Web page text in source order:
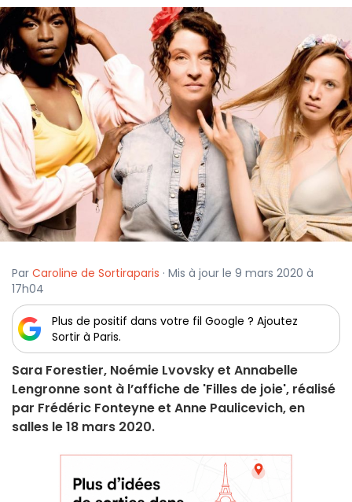
Par Caroline de Sortiraparis · Mis à jour le 9 mars 2020 à
17h04
Plus de positif dans votre fil Google ? Ajoutez
Sortir à Paris.
Sara Forestier, Noémie Lvovsky et Annabelle
Lengronne sont à l’affiche de 'Filles de joie', réalisé
par Frédéric Fonteyne et Anne Paulicevich, en
salles le 18 mars 2020.